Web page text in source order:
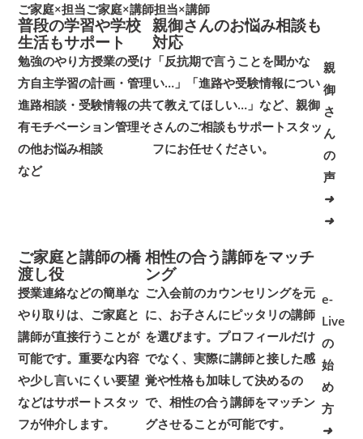
ご家庭×担当ご家庭×講師担当×講師
普段の学習や学校
生活もサポート
勉強のやり方授業の受け
方自主学習の計画・管理
進路相談・受験情報の共
有モチベーション管理そ
の他お悩み相談
など
親御さんのお悩み相談も
対応
「反抗期で言うことを聞かな
い…」「進路や受験情報につい
て教えてほしい…」など、親御
さんのご相談もサポートスタッ
フにお任せください。
親
御
さ
ん
の
声
➜
➜
ご家庭と講師の橋
渡し役
授業連絡などの簡単な
やり取りは、ご家庭と
講師が直接行うことが
可能です。重要な内容
や少し言いにくい要望
などはサポートスタッ
フが仲介します。
相性の合う講師をマッチ
ング
ご入会前のカウンセリングを元
に、お子さんにピッタリの講師
を選びます。プロフィールだけ
でなく、実際に講師と接した感
覚や性格も加味して決めるの
で、相性の合う講師をマッチン
グさせることが可能です。
e-
Live
の
始
め
方
➜